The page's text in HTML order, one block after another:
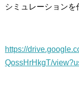
シミュレーションを
https://
QossHrHkgT/